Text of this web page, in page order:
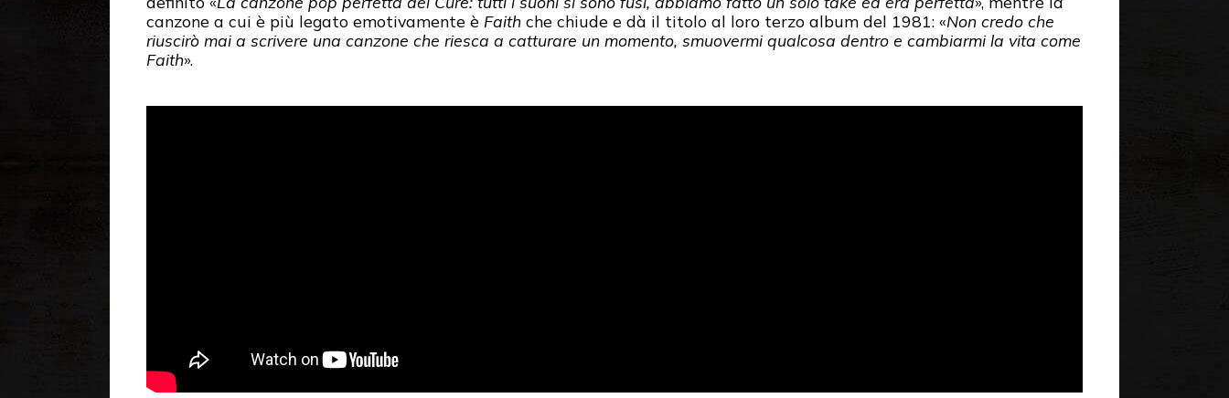
canzone a cui è più legato emotivamente è Faith che chiude e dà il titolo al loro terzo album del 1981: «Non credo che
riuscirò mai a scrivere una canzone che riesca a catturare un momento, smuovermi qualcosa dentro e cambiarmi la vita come
Faith».